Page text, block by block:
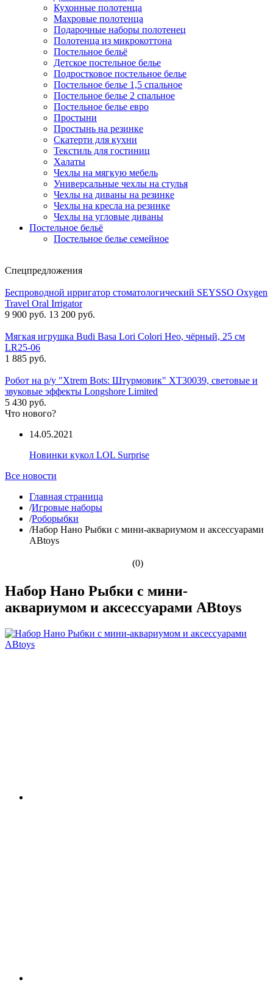
Кухонные полотенца
Махровые полотенца
Подарочные наборы полотенец
Полотенца из микрокоттона
Постельное бельё
Детское постельное белье
Подростковое постельное белье
Постельное белье 1,5 спальное
Постельное белье 2 спальное
Постельное белье евро
Простыни
Простынь на резинке
Скатерти для кухни
Текстиль для гостиниц
Халаты
Чехлы на мягкую мебель
Универсальные чехлы на стулья
Чехлы на диваны на резинке
Чехлы на кресла на резинке
Чехлы на угловые диваны
Постельное бельё
Постельное белье семейное
Спецпредложения
Беспроводной ирригатор стоматологический SEYSSO Oxygen
Travel Oral Irrigator
9 900 руб. 13 200 руб.
Мягкая игрушка Budi Basa Lori Colori Нео, чёрный, 25 см
LR25-06
1 885 руб.
Робот на р/у "Xtrem Bots: Штурмовик" XT30039, световые и
звуковые эффекты Longshore Limited
5 430 руб.
Что нового?
14.05.2021
Новинки кукол LOL Surprise
Все новости
Главная страница
/Игровые наборы
/Роборыбки
/Набор Нано Рыбки с мини-аквариумом и аксессуарами
ABtoys
(0)
Набор Нано Рыбки с мини-
аквариумом и аксессуарами ABtoys